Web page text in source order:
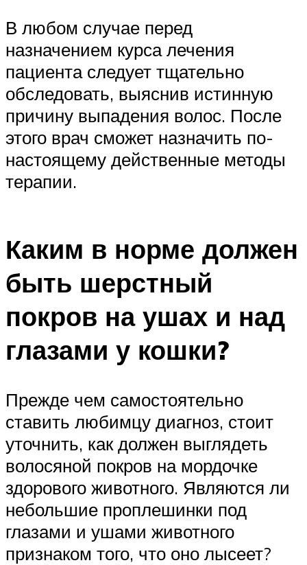
В любом случае перед
назначением курса лечения
пациента следует тщательно
обследовать, выяснив истинную
причину выпадения волос. После
этого врач сможет назначить по-
настоящему действенные методы
терапии.
Каким в норме должен
быть шерстный
покров на ушах и над
глазами у кошки?
Прежде чем самостоятельно
ставить любимцу диагноз, стоит
уточнить, как должен выглядеть
волосяной покров на мордочке
здорового животного. Являются ли
небольшие проплешинки под
глазами и ушами животного
признаком того, что оно лысеет?